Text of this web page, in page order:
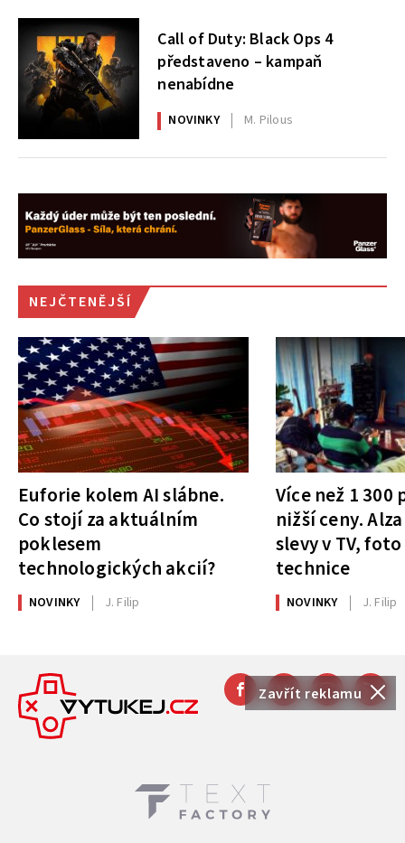
Zavřít reklamu
Call of Duty: Black Ops 4
představeno – kampaň
nenabídne
NOVINKY M. Pilous
NEJČTENĚJŠÍ
Euforie kolem AI slábne.
Co stojí za aktuálním
poklesem
technologických akcií?
NOVINKY J. Filip
Více než 1
nižší ceny.
slevy v TV,
technice
NOVINKY J. Filip